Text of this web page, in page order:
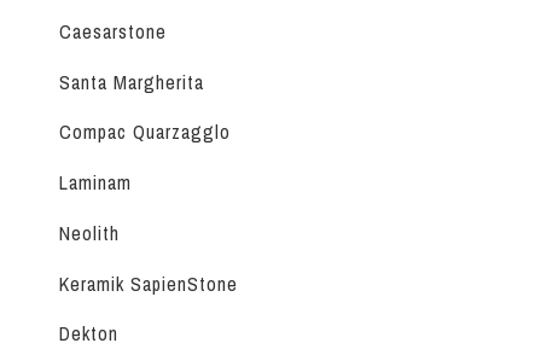
Caesarstone
Santa Margherita
Compac Quarzagglo
Laminam
Neolith
Keramik SapienStone
Dekton